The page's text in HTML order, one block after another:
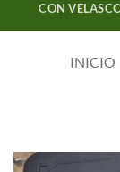
CON
INICIO